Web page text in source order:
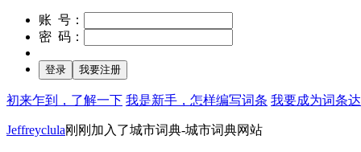
账 号：
密 码：
初来乍到，了解一下 我是新手，怎样编写词条 我要成为词条
Jeffreyclula刚刚加入了城市词典-城市词典网站